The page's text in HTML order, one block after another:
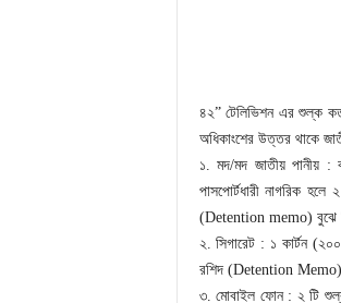
৪২” টেলিভিশন এর শুল্ক
অধিকাংশের উত্তর থাকে
১. মদ/মদ জাতীয় পানীয় :
পাসপোর্টধারী নাগরিক
(Detention memo) বুঝে
২. সিগারেট : ১ কার্টন
রশিদ (Detention Memo)
৩. মোবাইল ফোন : ২ টি